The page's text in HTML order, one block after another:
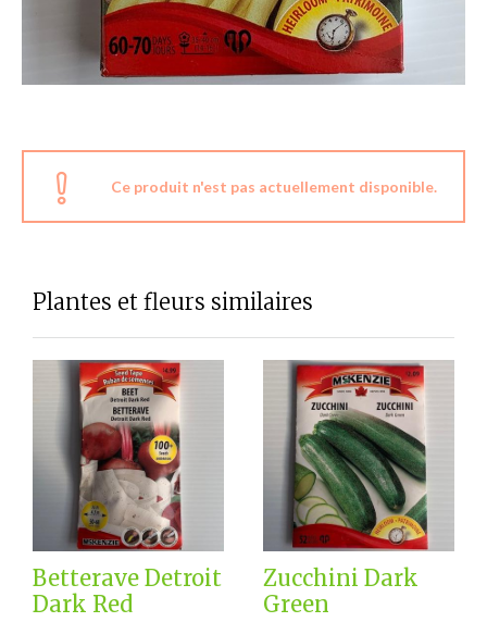
Ce produit n'est pas actuellement disponible.
Plantes et fleurs similaires
Betterave Detroit
Dark Red
Zucchini Dark
Green